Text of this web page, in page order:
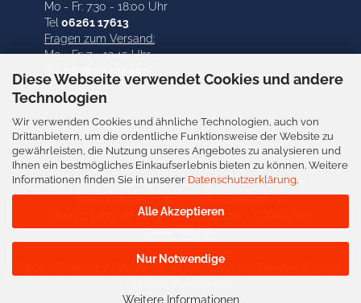
Diese Webseite verwendet Cookies und andere
Technologien
Wir verwenden Cookies und ähnliche Technologien, auch von
Drittanbietern, um die ordentliche Funktionsweise der Website zu
gewährleisten, die Nutzung unseres Angebotes zu analysieren und
Ihnen ein bestmögliches Einkaufserlebnis bieten zu können. Weitere
Informationen finden Sie in unserer Datenschutzerklärung.
Alle Akzeptieren
Nur Notwendige
Weitere Informationen
Mo - Fr: 7:30 - 18:00 Uhr
Tel 06261 17613
Fragen zum Versand:
Mo - Fr: 7 - 12.45 Uhr
06262 9266350
Merkzettel
Kontaktformular
Alle Preise verstehen sich inklusive der gesetzlichen
Mehrwertsteuer, zzgl.Versandkosten. In
Deutschland versankostenfrei ab 100,- €. Darunter
pauschal 4,90
by Gambio.de © 2026 Gambio Themes